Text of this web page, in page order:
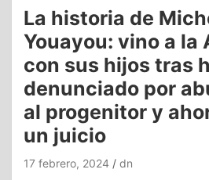
La historia de
Youayou: vino a la
con sus hijos tras
denunciado por
al progenitor y
un juicio
17 febrero, 2024 dn